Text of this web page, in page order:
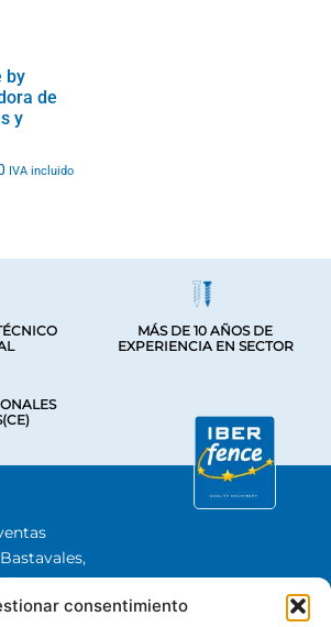
consentimiento
by
de
y
IVA incluido
MÁS DE 10 AÑOS DE
EXPERIENCIA EN SECTOR